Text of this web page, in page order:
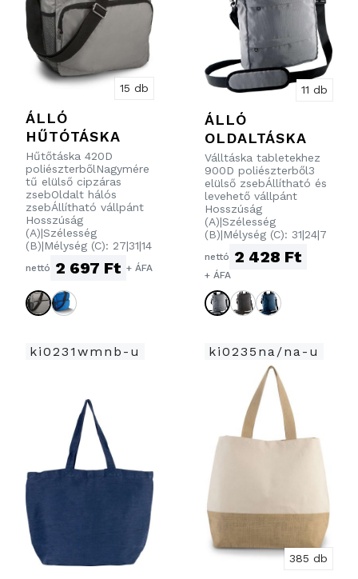
15 db
ÁLLÓ
HŰTÓTÁSKA
Hűtőtáska 420D
poliészterbőlNagymére
tű elülső cipzáras
zsebOldalt hálós
zsebÁllítható vállpánt
Hosszúság
(A)|Szélesség
(B)|Mélység (C): 27|31|14
nettó 2 697 Ft + ÁFA
11 db
ÁLLÓ
OLDALTÁSKA
Válltáska tabletekhez
900D poliészterből3
elülső zsebÁllítható és
levehető vállpánt
Hosszúság
(A)|Szélesség
(B)|Mélység (C): 31|24|7
nettó 2 428 Ft
+ ÁFA
ki0231wmnb-u ki0235na/na-u
385 db